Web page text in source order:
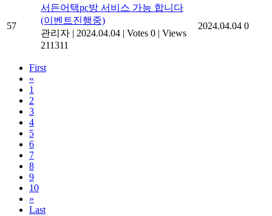
57
서든어택pc방 서비스 가능 합니다
(이벤트진행중)
관리자 | 2024.04.04 | Votes 0 | Views
211311
2024.04.04 0
First
«
1
2
3
4
5
6
7
8
9
10
»
Last